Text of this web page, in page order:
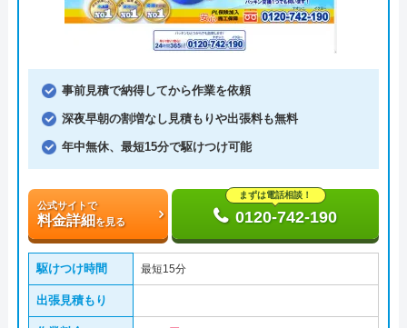
事前見積で納得してから作業を依頼
深夜早朝の割増なし見積もりや出張料も無料
年中無休、最短15分で駆けつけ可能
公式サイトで
料金詳細を見る
まずは電話相談！
0120-742-190
駆けつけ時間 最短15分
出張見積もり